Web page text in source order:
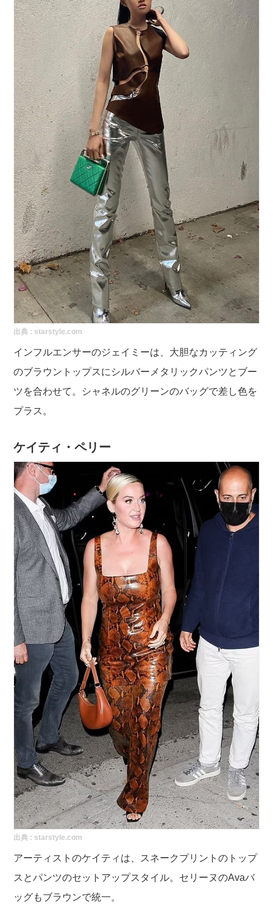
出典 : starstyle.com
インフルエンサーのジェイミーは、大胆なカッティング
のブラウントップスにシルバーメタリックパンツとブー
ツを合わせて。シャネルのグリーンのバッグで差し色を
プラス。
ケイティ・ペリー
出典 : starstyle.com
アーティストのケイティは、スネークプリントのトップ
スとパンツのセットアップスタイル。セリーヌのAvaバ
ッグもブラウンで統一。